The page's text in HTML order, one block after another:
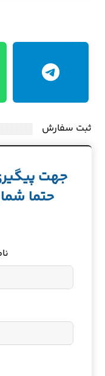
ثبت سفارش
جهت
حتما